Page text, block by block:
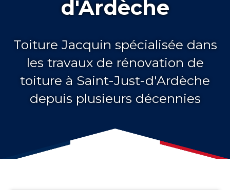
d'Ardèche
Toiture Jacquin spécialisée dans
les travaux de rénovation de
toiture à Saint-Just-d'Ardèche
depuis plusieurs décennies